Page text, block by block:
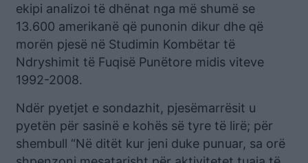
ekipi analizoi të dhënat nga më shumë se
13.600 amerikanë që punonin dikur dhe që
morën pjesë në Studimin Kombëtar të
Ndryshimit të Fuqisë Punëtore midis viteve
1992-2008.
Ndër pyetjet e sondazhit, pjesëmarrësit u
pyetën për sasinë e kohës së tyre të lirë; për
shembull “Në ditët kur jeni duke punuar, sa orë